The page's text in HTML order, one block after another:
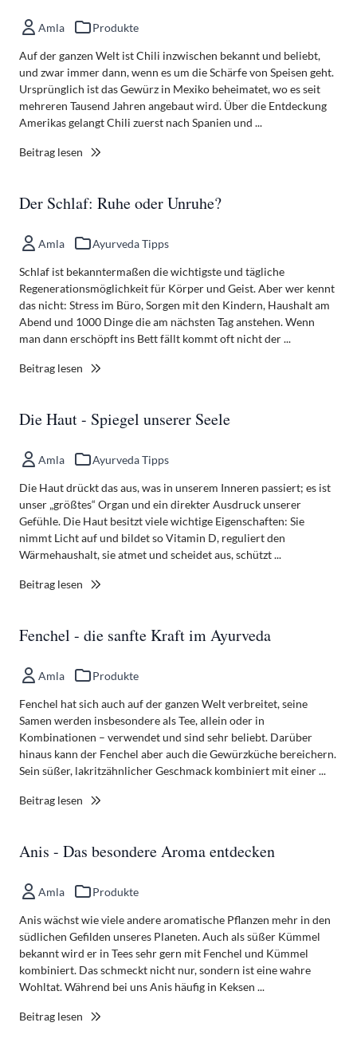
Amla Produkte
Auf der ganzen Welt ist Chili inzwischen bekannt und beliebt,
und zwar immer dann, wenn es um die Schärfe von Speisen geht.
Ursprünglich ist das Gewürz in Mexiko beheimatet, wo es seit
mehreren Tausend Jahren angebaut wird. Über die Entdeckung
Amerikas gelangt Chili zuerst nach Spanien und ...
Beitrag lesen
Der Schlaf: Ruhe oder Unruhe?
Amla Ayurveda Tipps
Schlaf ist bekanntermaßen die wichtigste und tägliche
Regenerationsmöglichkeit für Körper und Geist. Aber wer kennt
das nicht: Stress im Büro, Sorgen mit den Kindern, Haushalt am
Abend und 1000 Dinge die am nächsten Tag anstehen. Wenn
man dann erschöpft ins Bett fällt kommt oft nicht der ...
Beitrag lesen
Die Haut - Spiegel unserer Seele
Amla Ayurveda Tipps
Die Haut drückt das aus, was in unserem Inneren passiert; es ist
unser „größtes“ Organ und ein direkter Ausdruck unserer
Gefühle. Die Haut besitzt viele wichtige Eigenschaften: Sie
nimmt Licht auf und bildet so Vitamin D, reguliert den
Wärmehaushalt, sie atmet und scheidet aus, schützt ...
Beitrag lesen
Fenchel - die sanfte Kraft im Ayurveda
Amla Produkte
Fenchel hat sich auch auf der ganzen Welt verbreitet, seine
Samen werden insbesondere als Tee, allein oder in
Kombinationen – verwendet und sind sehr beliebt. Darüber
hinaus kann der Fenchel aber auch die Gewürzküche bereichern.
Sein süßer, lakritzähnlicher Geschmack kombiniert mit einer ...
Beitrag lesen
Anis - Das besondere Aroma entdecken
Amla Produkte
Anis wächst wie viele andere aromatische Pflanzen mehr in den
südlichen Gefilden unseres Planeten. Auch als süßer Kümmel
bekannt wird er in Tees sehr gern mit Fenchel und Kümmel
kombiniert. Das schmeckt nicht nur, sondern ist eine wahre
Wohltat. Während bei uns Anis häufig in Keksen ...
Beitrag lesen